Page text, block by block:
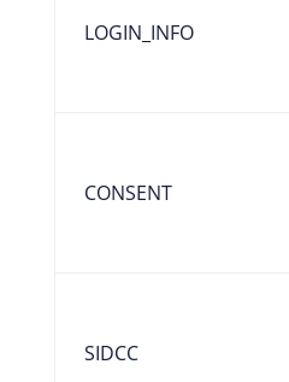
LOGIN_INFO
CONSENT
SIDCC